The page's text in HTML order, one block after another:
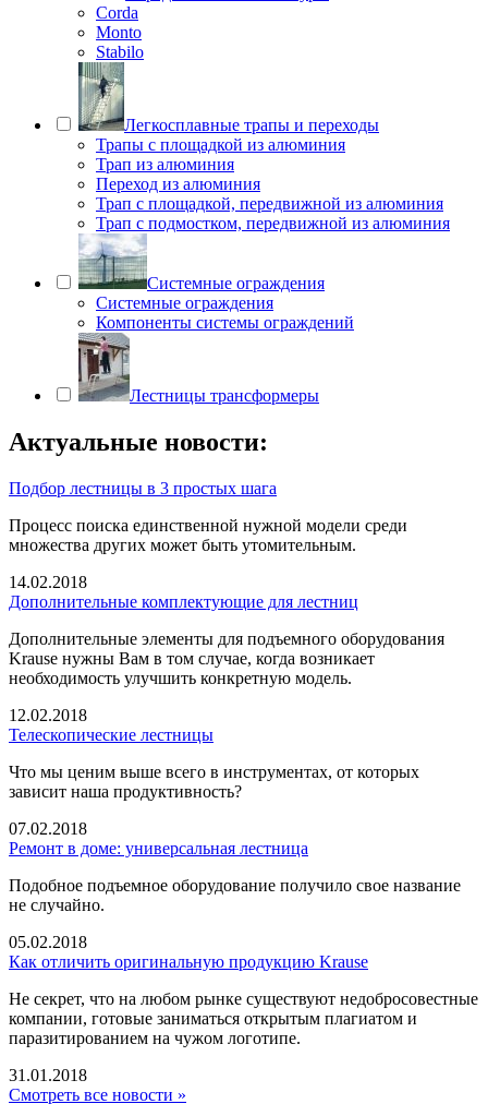
Corda
Monto
Stabilo
Легкосплавные трапы и переходы
Трапы с площадкой из алюминия
Трап из алюминия
Переход из алюминия
Трап с площадкой, передвижной из алюминия
Трап с подмостком, передвижной из алюминия
Системные ограждения
Системные ограждения
Компоненты системы ограждений
Лестницы трансформеры
Актуальные новости:
Подбор лестницы в 3 простых шага
Процесс поиска единственной нужной модели среди
множества других может быть утомительным.
14.02.2018
Дополнительные комплектующие для лестниц
Дополнительные элементы для подъемного оборудования
Krause нужны Вам в том случае, когда возникает
необходимость улучшить конкретную модель.
12.02.2018
Телескопические лестницы
Что мы ценим выше всего в инструментах, от которых
зависит наша продуктивность?
07.02.2018
Ремонт в доме: универсальная лестница
Подобное подъемное оборудование получило свое название
не случайно.
05.02.2018
Как отличить оригинальную продукцию Krause
Не секрет, что на любом рынке существуют недобросовестные
компании, готовые заниматься открытым плагиатом и
паразитированием на чужом логотипе.
31.01.2018
Смотреть все новости »